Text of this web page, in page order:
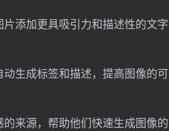
添加更具吸引力和描述性的文字
生成标签和描述，提高图像的可
来源，帮助他们快速生成图像的